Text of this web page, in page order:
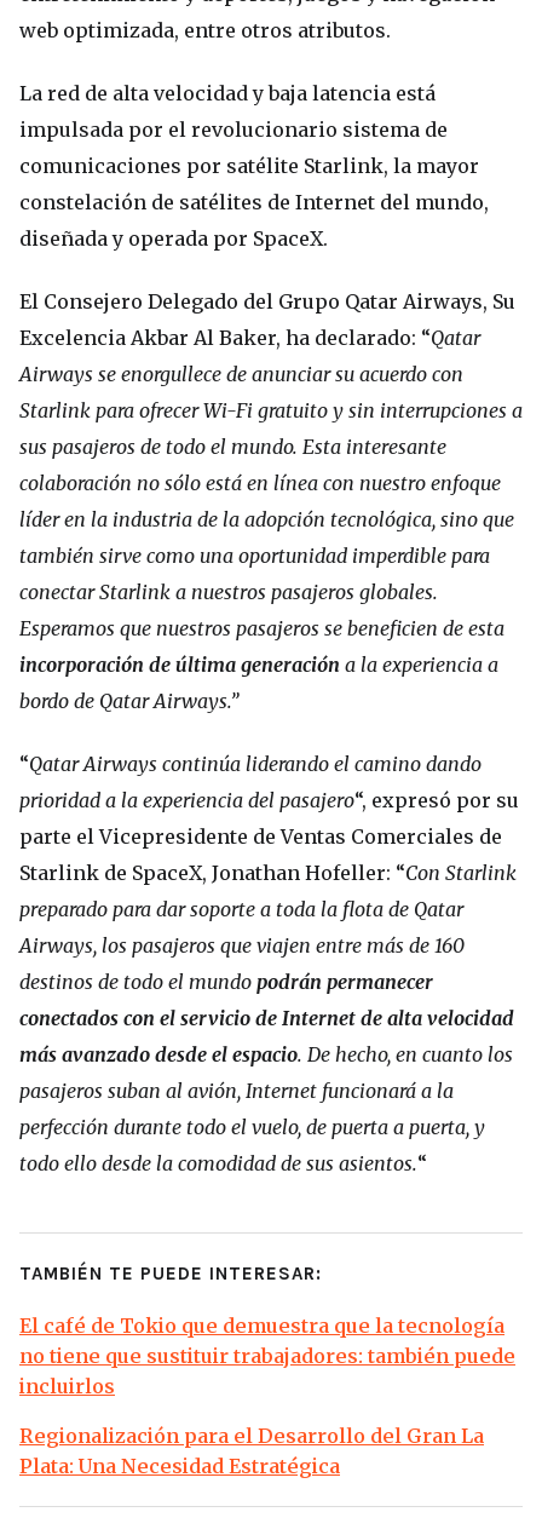
web optimizada, entre otros atributos.
La red de alta velocidad y baja latencia está
impulsada por el revolucionario sistema de
comunicaciones por satélite Starlink, la mayor
constelación de satélites de Internet del mundo,
diseñada y operada por SpaceX.
El Consejero Delegado del Grupo Qatar Airways, Su
Excelencia Akbar Al Baker, ha declarado: “Qatar
Airways se enorgullece de anunciar su acuerdo con
Starlink para ofrecer Wi-Fi gratuito y sin interrupciones a
sus pasajeros de todo el mundo. Esta interesante
colaboración no sólo está en línea con nuestro enfoque
líder en la industria de la adopción tecnológica, sino que
también sirve como una oportunidad imperdible para
conectar Starlink a nuestros pasajeros globales.
Esperamos que nuestros pasajeros se beneficien de esta
incorporación de última generación a la experiencia a
bordo de Qatar Airways.”
“Qatar Airways continúa liderando el camino dando
prioridad a la experiencia del pasajero“, expresó por su
parte el Vicepresidente de Ventas Comerciales de
Starlink de SpaceX, Jonathan Hofeller: “Con Starlink
preparado para dar soporte a toda la flota de Qatar
Airways, los pasajeros que viajen entre más de 160
destinos de todo el mundo podrán permanecer
conectados con el servicio de Internet de alta velocidad
más avanzado desde el espacio. De hecho, en cuanto los
pasajeros suban al avión, Internet funcionará a la
perfección durante todo el vuelo, de puerta a puerta, y
todo ello desde la comodidad de sus asientos.“
TAMBIÉN TE PUEDE INTERESAR:
El café de Tokio que demuestra que la tecnología
no tiene que sustituir trabajadores: también puede
incluirlos
Regionalización para el Desarrollo del Gran La
Plata: Una Necesidad Estratégica